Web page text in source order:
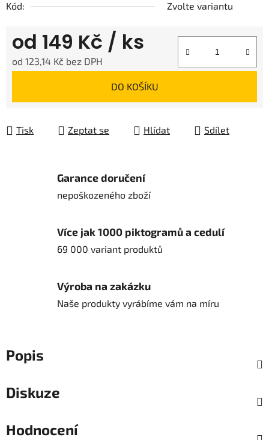
Kód:
Zvolte variantu
od 149 Kč / ks
od 123,14 Kč bez DPH
DO KOŠÍKU
Tisk Zeptat se Hlídat Sdílet
Garance doručení
nepoškozeného zboží
Více jak 1000 piktogramů a cedulí
69 000 variant produktů
Výroba na zakázku
Naše produkty vyrábíme vám na míru
Popis
Diskuze
Hodnocení